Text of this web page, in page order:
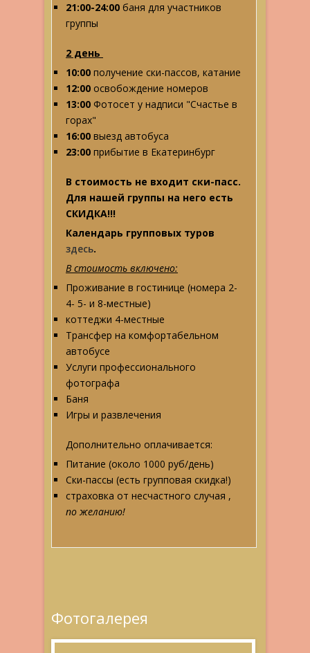
21:00-24:00 баня для участников
группы
2 день
10:00 получение ски-пассов, катание
12:00 освобождение номеров
13:00 Фотосет у надписи "Счастье в
горах"
16:00 выезд автобуса
23:00 прибытие в Екатеринбург
В стоимость не входит ски-пасс.
Для нашей группы на него есть
СКИДКА!!!
Календарь групповых туров
здесь.
В стоимость включено:
Проживание в гостинице (номера 2-
4- 5- и 8-местные)
коттеджи 4-местные
Трансфер на комфортабельном
автобусе
Услуги профессионального
фотографа
Баня
Игры и развлечения
Дополнительно оплачивается:
Питание (около 1000 руб/день)
Ски-пассы (есть групповая скидка!)
страховка от несчастного случая ,
по желанию!
Фотогалерея